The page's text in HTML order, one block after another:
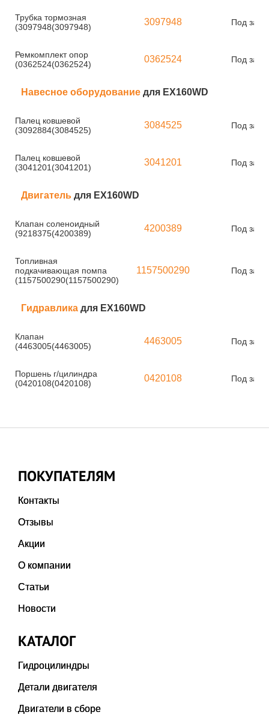
Трубка тормозная
(3097948(3097948)
3097948 Под заказ
Ремкомплект опор
(0362524(0362524)
0362524 Под заказ
Навесное оборудование для EX160WD
Палец ковшевой
(3092884(3084525)
3084525 Под заказ
Палец ковшевой
(3041201(3041201)
3041201 Под заказ
Двигатель для EX160WD
Клапан соленоидный
(9218375(4200389)
4200389 Под заказ
Топливная
подкачивающая помпа
(1157500290(1157500290)
1157500290 Под заказ
Гидравлика для EX160WD
Клапан
(4463005(4463005)
4463005 Под заказ
Поршень г/цилиндра
(0420108(0420108)
0420108 Под заказ
ПОКУПАТЕЛЯМ
Контакты
Отзывы
Акции
О компании
Статьи
Новости
КАТАЛОГ
Гидроцилиндры
Детали двигателя
Двигатели в сборе